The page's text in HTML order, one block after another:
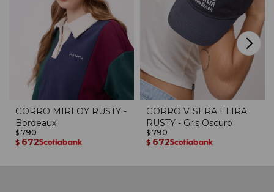
GORRO MIRLOY RUSTY -
Bordeaux
$ 790
$ 672
GORRO VISERA ELIRA
RUSTY - Gris Oscuro
$ 790
$ 672